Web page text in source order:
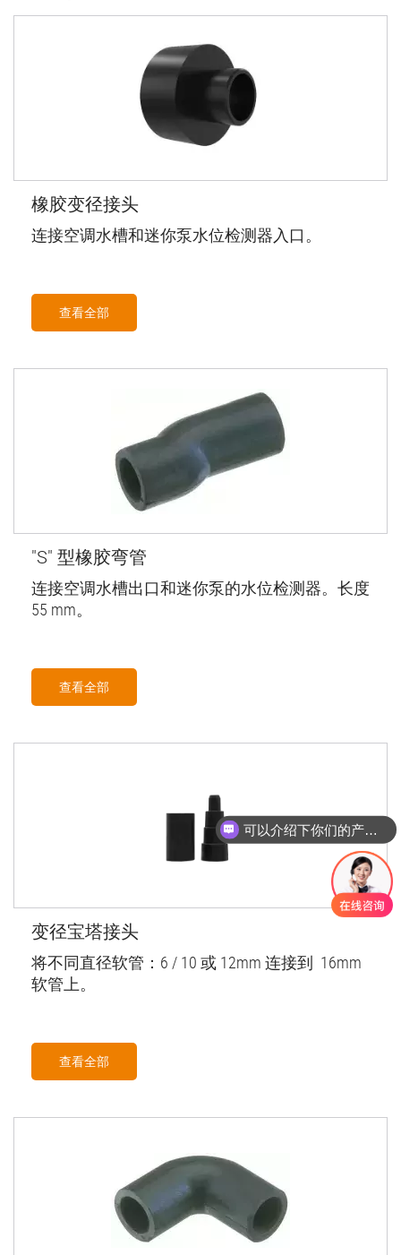
橡胶变径接头
连接空调水槽和迷你泵水位检测器入口。
查看全部
"S" 型橡胶弯管
连接空调水槽出口和迷你泵的水位检测器。长度
55 mm。
查看全部
变径宝塔接头
将不同直径软管：6 / 10 或 12mm 连接到 16mm
软管上。
查看全部
你们是怎么收费的呢